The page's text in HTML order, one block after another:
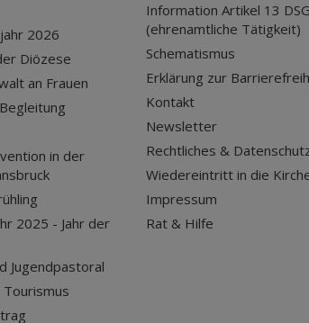
2026
Diözese
an Frauen
in der
2025 - Jahr der
Jugendpastoral
Tourismus
Information Artikel 13
(ehrenamtliche Tätigkeit)
Schematismus
Erklärung zur
Kontakt
Newsletter
Rechtliches &
Wiedereintritt in die
Impressum
Rat & Hilfe